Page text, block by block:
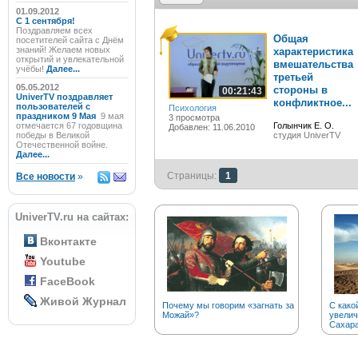
01.09.2012
C 1 сентября!
Поздравляем всех
посетителей сайта с Днём
знаний! Желаем новых
открытий и увлекательной
учёбы! Далее...
05.05.2012
UniverTV поздравляет
пользователей с
праздником 9 Мая 9 мая
отмечается 67 годовщина
победы в Великой
Отечественной войне.
Далее...
Все новости »
UniverTV.ru на сайтах:
Вконтакте
Youtube
FaceBook
Живой Журнал
00:21:43
Психология
3 просмотра
Добавлен: 11.06.2010
Общая
характеристика
вмешательства
третьей
стороны в
конфликтное...
Голынчик Е. О.
студия UniverTV
Страницы: 1
Почему мы говорим «загнать за
Можай»?
С